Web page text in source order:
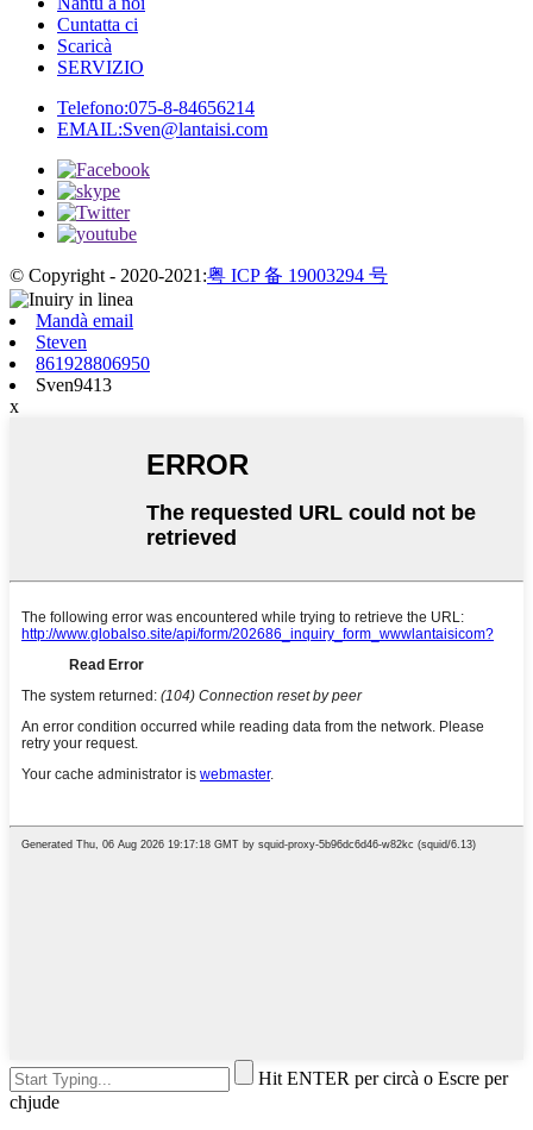
Cuntatta ci
Scaricà
SERVIZIO
Telefono:075-8-84656214
EMAIL:Sven@lantaisi.com
© Copyright - 2020-2021:粤 ICP 备 19003294 号
Mandà email
Steven
861928806950
Sven9413
x
Hit ENTER per circà o Escre per
chjude